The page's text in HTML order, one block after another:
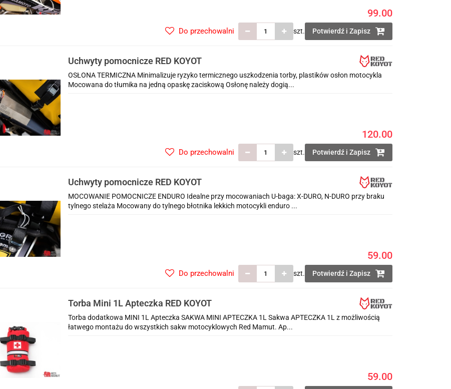
99.00
szt. Potwierdź i Zapisz
Do przechowalni
Uchwyty pomocnicze RED KOYOT
OSŁONA TERMICZNA Minimalizuje ryzyko termicznego uszkodzenia torby, plastików osłon motocykla
Mocowana do tłumika na jedną opaskę zaciskową Osłonę należy dogią...
120.00
szt. Potwierdź i Zapisz
Do przechowalni
Uchwyty pomocnicze RED KOYOT
MOCOWANIE POMOCNICZE ENDURO Idealne przy mocowaniach U-baga: X-DURO, N-DURO przy braku
tylnego stelaża Mocowany do tylnego błotnika lekkich motocykli enduro ...
59.00
szt. Potwierdź i Zapisz
Do przechowalni
Torba Mini 1L Apteczka RED KOYOT
Torba dodatkowa MINI 1L Apteczka SAKWA MINI APTECZKA 1L Sakwa APTECZKA 1L z możliwością
łatwego montażu do wszystkich sakw motocyklowych Red Mamut. Ap...
59.00